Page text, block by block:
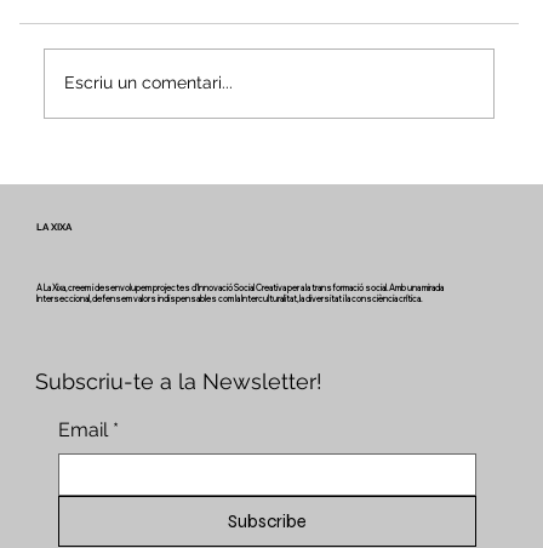
Escriu un comentari...
LA XIXA
A La Xixa, creem i desenvolupem projectes d'Innovació Social Creativa per a la transformació social. Amb una mirada
Interseccional, defensem valors indispensables com la Interculturalitat, la diversitat i la consciència crítica.
Subscriu-te a la Newsletter!
Email *
Subscribe